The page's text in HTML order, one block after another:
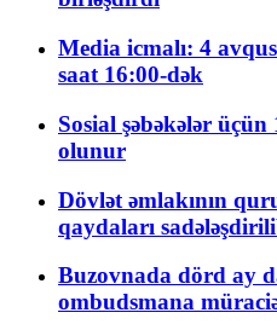
Media icmalı: 4
saat 16:00-dək
Sosial şəbəkələr
olunur
Dövlət əmlakının
qaydaları
Buzovnada dörd ay
ombudsmana